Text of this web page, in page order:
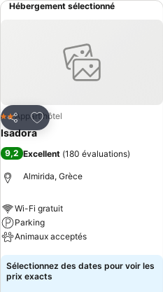
Hébergement sélectionné
Partager
Ajouter à mes favoris
2 Étoiles
Appart'hôtel
Isadora
9,2 Excellent (180 évaluations)
Almirida, Grèce
Wi-Fi gratuit
Parking
Animaux acceptés
Consulter les prix
Sélectionnez des dates pour voir les
prix exacts